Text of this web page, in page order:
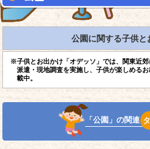
公園に関する子供と
※子供とお出かけ「オデッソ」では、関東近
派遣・現地調査を実施し、子供が楽しめる
載中。
「公園」の関連